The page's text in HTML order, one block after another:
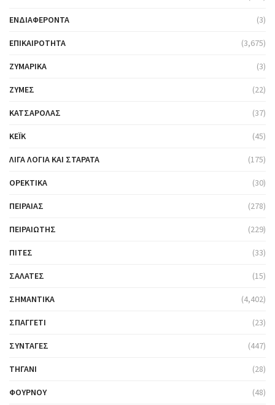
ΕΝΔΙΑΦΈΡΟΝΤΑ (3)
ΕΠΙΚΑΙΡΌΤΗΤΑ (3,675)
ΖΥΜΑΡΙΚΆ (3)
ΖΎΜΕΣ (22)
ΚΑΤΣΑΡΌΛΑΣ (37)
ΚΈΙΚ (45)
ΛΊΓΑ ΛΌΓΙΑ ΚΑΙ ΣΤΑΡΆΤΑ (175)
ΟΡΕΚΤΙΚΆ (30)
ΠΕΙΡΑΙΆΣ (278)
ΠΕΙΡΑΙΏΤΗΣ (229)
ΠΊΤΕΣ (33)
ΣΑΛΆΤΕΣ (15)
ΣΗΜΑΝΤΙΚΆ (4,402)
ΣΠΑΓΓΈΤΙ (23)
ΣΥΝΤΑΓΈΣ (447)
ΤΗΓΆΝΙ (28)
ΦΟΎΡΝΟΥ (48)